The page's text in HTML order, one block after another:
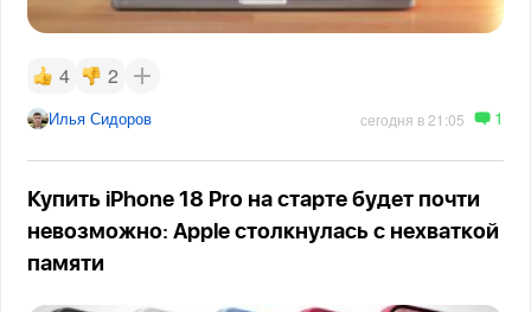
4 2
Илья Сидоров сегодня в 21:05 1
Купить iPhone 18 Pro на старте будет почти
невозможно: Apple столкнулась с нехваткой
памяти